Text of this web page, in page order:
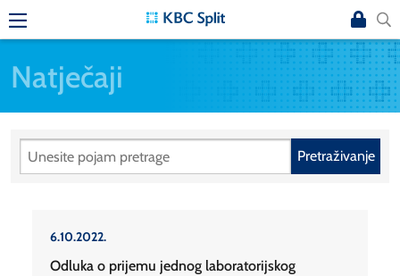
Natječaji
Pretraživanje
6.10.2022.
Odluka o prijemu jednog laboratorijskog